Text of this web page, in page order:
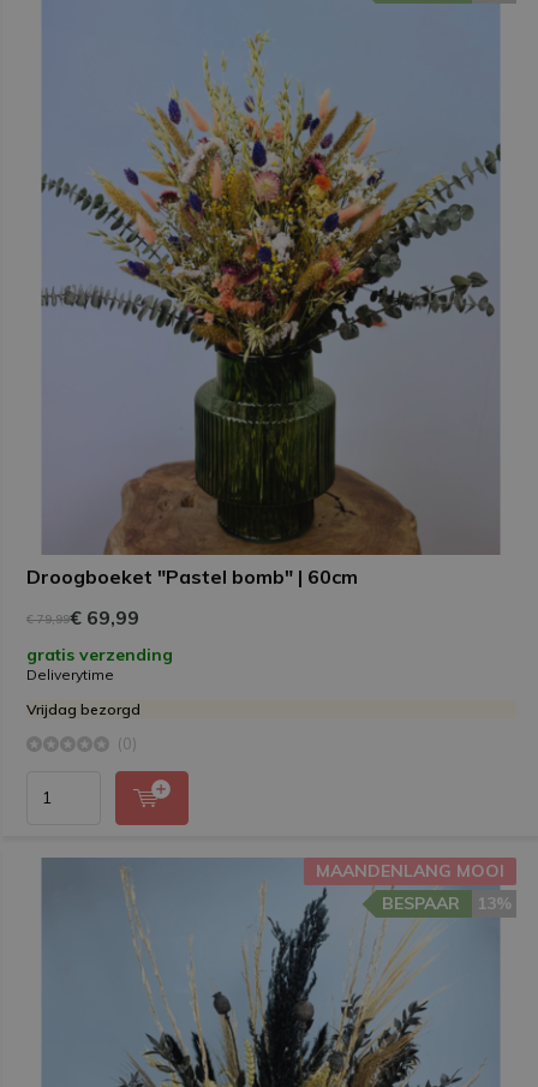
Droogboeket "Pastel bomb" | 60cm
€ 79,99€ 69,99
gratis verzending
Deliverytime
Vrijdag bezorgd
(0)
MAANDENLANG MOOI
13%
BESPAAR